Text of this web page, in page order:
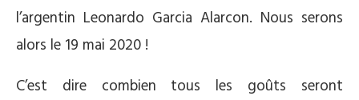
l’argentin Leonardo Garcia Alarcon. Nous serons
alors le 19 mai 2020 !
C’est dire combien tous les goûts seront